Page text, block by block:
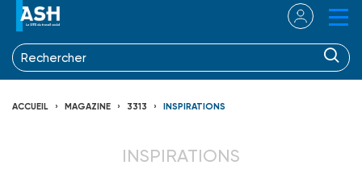
ACCUEIL MAGAZINE 3313 INSPIRATIONS
INSPIRATIONS